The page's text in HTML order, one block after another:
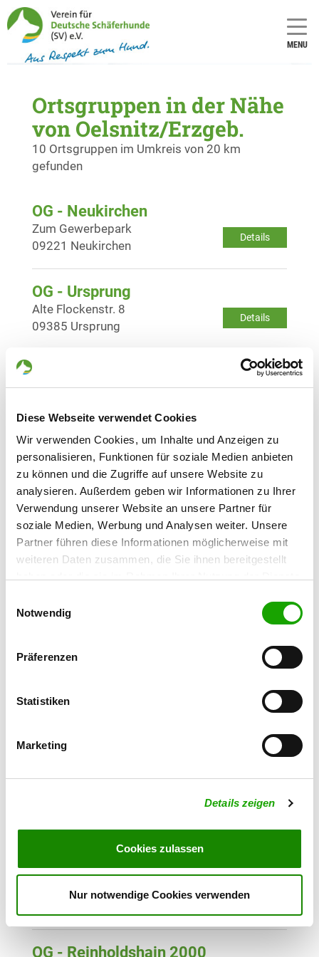
Diese Webseite verwendet Cookies
Wir verwenden Cookies, um Inhalte und Anzeigen zu
personalisieren, Funktionen für soziale Medien anbieten
zu können und die Zugriffe auf unsere Website zu
analysieren. Außerdem geben wir Informationen zu Ihrer
Verwendung unserer Website an unsere Partner für
soziale Medien, Werbung und Analysen weiter. Unsere
Partner führen diese Informationen möglicherweise mit
weiteren Daten zusammen, die Sie ihnen bereitgestellt
Cookies, wenn Sie unsere Webseite weiterhin nutzen.
Notwendig
Präferenzen
Statistiken
Marketing
Details zeigen
Cookies zulassen
Nur notwendige Cookies verwenden
MENU
Ortsgruppen in der Nähe
von Oelsnitz/Erzgeb.
10 Ortsgruppen im Umkreis von 20 km
gefunden
OG - Neukirchen
Details
Zum Gewerbepark
09221 Neukirchen
OG - Ursprung
Details
Alte Flockenstr. 8
09385 Ursprung
Teutoniaweg
OG - Hundesportverein Hohndorf
e.V.
Details
R.-Breitscheid-Strasse
09394 Hohndorf
OG - Oelsnitz/E.
Friedensschachtstr. 16
09376 Oelsnitz
Details
08066 Zwickau
OG - Zwönitz
Details
08297 Zwönitz
OG - Am Steinberg Zschorlau e.V.
Details
Karlsbader Straße 1
OG - Reinholdshain 2000